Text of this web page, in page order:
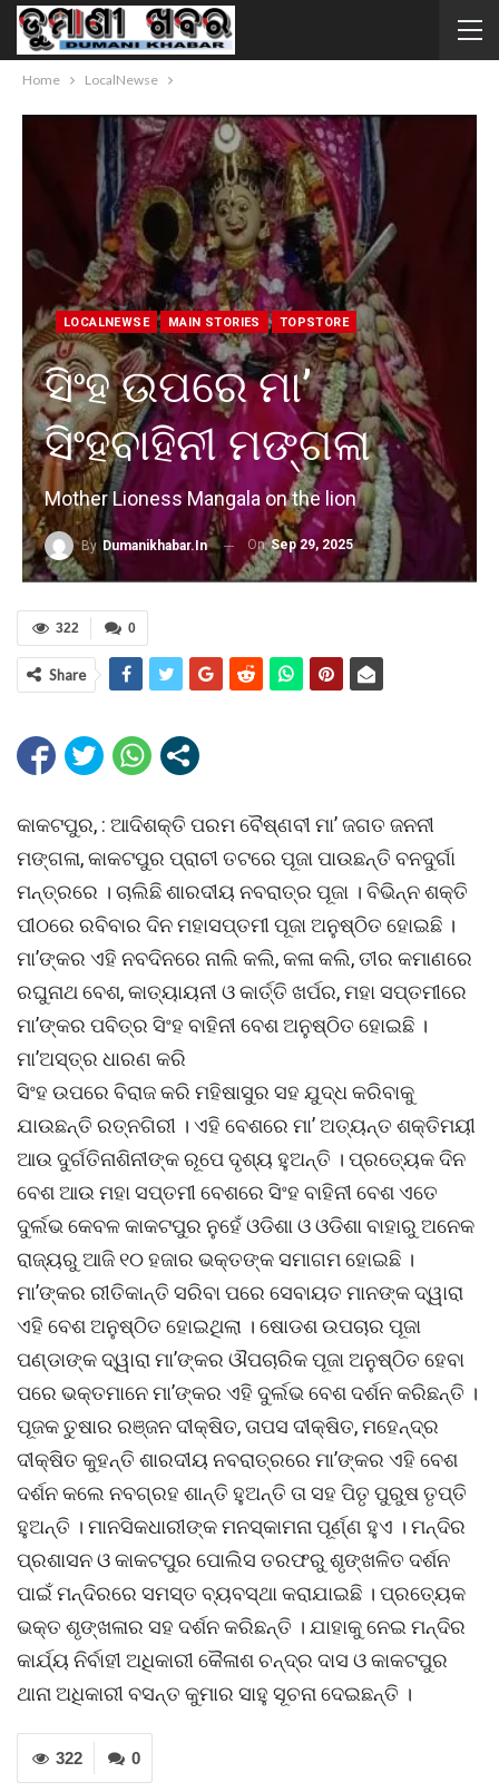
Home LocalNewse
LOCALNEWSE MAIN STORIES TOPSTORE
ସିଂହ ଉପରେ ମା’
ସିଂହବାହିନୀ ମଙ୍ଗଳା
Mother Lioness Mangala on the lion
By Dumanikhabar.in OnSep 29, 2025
0
322
Share
କାକଟପୁର, : ଆଦିଶକ୍ତି ପରମ ବୈଷ୍ଣବୀ ମା’ ଜଗତ ଜନନୀ
ମଙ୍ଗଳା, କାକଟପୁର ପ୍ରାଚୀ ତଟରେ ପୂଜା ପାଉଛନ୍ତି ବନଦୁର୍ଗା
ମନ୍ତ୍ରରେ । ଚାଲିଛି ଶାରଦୀୟ ନବରାତ୍ର ପୂଜା । ବିଭିନ୍ନ ଶକ୍ତି
ପୀଠରେ ରବିବାର ଦିନ ମହାସପ୍ତମୀ ପୂଜା ଅନୁଷ୍ଠିତ ହୋଇଛି ।
ମା’ଙ୍କର ଏହି ନବଦିନରେ ନାଲି କଲି, କଳା କଲି, ତୀର କମାଣରେ
ରଘୁନାଥ ବେଶ, କାତ୍ୟାୟନୀ ଓ କାର୍ତ୍ତି ଖର୍ପର, ମହା ସପ୍ତମୀରେ
ମା’ଙ୍କର ପବିତ୍ର ସିଂହ ବାହିନୀ ବେଶ ଅନୁଷ୍ଠିତ ହୋଇଛି ।
ମା’ଅସ୍ତ୍ର ଧାରଣ କରି
ସିଂହ ଉପରେ ବିରାଜ କରି ମହିଷାସୁର ସହ ଯୁଦ୍ଧ କରିବାକୁ
ଯାଉଛନ୍ତି ରତ୍ନଗିରୀ । ଏହି ବେଶରେ ମା’ ଅତ୍ୟନ୍ତ ଶକ୍ତିମୟୀ
ଆଉ ଦୁର୍ଗତିନାଶିନୀଙ୍କ ରୂପେ ଦୃଶ୍ୟ ହୁଅନ୍ତି । ପ୍ରତ୍ୟେକ ଦିନ
ବେଶ ଆଉ ମହା ସପ୍ତମୀ ବେଶରେ ସିଂହ ବାହିନୀ ବେଶ ଏତେ
ଦୁର୍ଲଭ କେବଳ କାକଟପୁର ନୁହେଁ ଓଡିଶା ଓ ଓଡିଶା ବାହାରୁ ଅନେକ
ରାଜ୍ୟରୁ ଆଜି ୧୦ ହଜାର ଭକ୍ତଙ୍କ ସମାଗମ ହୋଇଛି ।
ମା’ଙ୍କର ରୀତିକାନ୍ତି ସରିବା ପରେ ସେବାୟତ ମାନଙ୍କ ଦ୍ୱାରା
ଏହି ବେଶ ଅନୁଷ୍ଠିତ ହୋଇଥିଲା । ଷୋଡଶ ଉପଚାର ପୂଜା
ପଣ୍ଡାଙ୍କ ଦ୍ୱାରା ମା’ଙ୍କର ଔପଚାରିକ ପୂଜା ଅନୁଷ୍ଠିତ ହେବା
ପରେ ଭକ୍ତମାନେ ମା’ଙ୍କର ଏହି ଦୁର୍ଲଭ ବେଶ ଦର୍ଶନ କରିଛନ୍ତି ।
ପୂଜକ ତୁଷାର ରଞ୍ଜନ ଦୀକ୍ଷିତ, ତାପସ ଦୀକ୍ଷିତ, ମହେନ୍ଦ୍ର
ଦୀକ୍ଷିତ କୁହନ୍ତି ଶାରଦୀୟ ନବରାତ୍ରରେ ମା’ଙ୍କର ଏହି ବେଶ
ଦର୍ଶନ କଲେ ନବଗ୍ରହ ଶାନ୍ତି ହୁଅନ୍ତି ତା ସହ ପିତୃ ପୁରୁଷ ତୃପ୍ତି
ହୁଅନ୍ତି । ମାନସିକଧାରୀଙ୍କ ମନସ୍କାମନା ପୂର୍ଣ୍ଣ ହୁଏ । ମନ୍ଦିର
ପ୍ରଶାସନ ଓ କାକଟପୁର ପୋଲିସ ତରଫରୁ ଶୃଙ୍ଖଳିତ ଦର୍ଶନ
ପାଇଁ ମନ୍ଦିରରେ ସମସ୍ତ ବ୍ୟବସ୍ଥା କରାଯାଇଛି । ପ୍ରତ୍ୟେକ
ଭକ୍ତ ଶୃଙ୍ଖଳାର ସହ ଦର୍ଶନ କରିଛନ୍ତି । ଯାହାକୁ ନେଇ ମନ୍ଦିର
କାର୍ଯ୍ୟ ନିର୍ବାହୀ ଅଧିକାରୀ କୈଳାଶ ଚନ୍ଦ୍ର ଦାସ ଓ କାକଟପୁର
ଥାନା ଅଧିକାରୀ ବସନ୍ତ କୁମାର ସାହୁ ସୂଚନା ଦେଇଛନ୍ତି ।
0
322